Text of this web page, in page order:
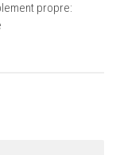
propre: